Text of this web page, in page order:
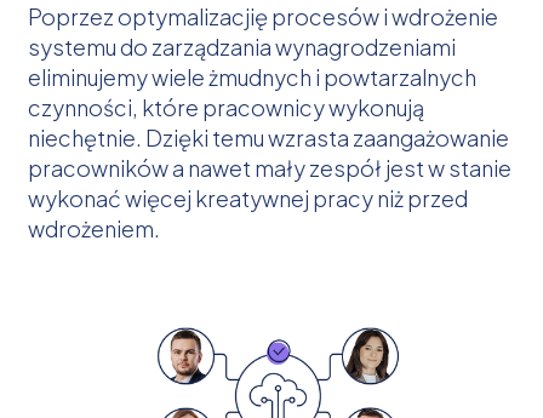
Poprzez optymalizacjię procesów i wdrożenie
systemu do zarządzania wynagrodzeniami
eliminujemy wiele żmudnych i powtarzalnych
czynności, które pracownicy wykonują
niechętnie. Dzięki temu wzrasta zaangażowanie
pracowników a nawet mały zespół jest w stanie
wykonać więcej kreatywnej pracy niż przed
wdrożeniem.